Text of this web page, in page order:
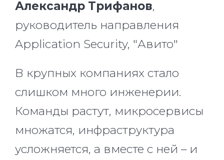
Александр Трифанов,
руководитель направления
Application Security, "Авито"
В крупных компаниях стало
слишком много инженерии.
Команды растут, микросервисы
множатся, инфраструктура
усложняется, а вместе с ней – и